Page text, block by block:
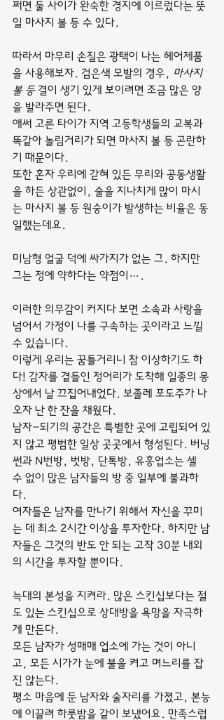
쩌면 둘 사이가 완숙한 경지에 이르렀다는 뜻
일 마사지 볼 등 수 있다.
따라서 마무리 손질은 광택이 나는 헤어제품
을 사용해보자. 검은색 모발의 경우, 마사지
볼 등 결이 생기 있게 보이려면 조금 많은 양
을 발라주면 된다.
애써 고른 타이가 지역 고등학생들의 교복과
똑같아 놀림거리가 되면 마사지 볼 등 곤란하
기 때문이다.
또한 혼자 우리에 갇혀 있든 무리와 공동생활
을 하든 상관없이, 술을 지나치게 많이 마시
는 마사지 볼 등 원숭이가 발생하는 비율은 동
일했는데요.
미남형 얼굴 덕에 싸가지가 없는 그. 하지만
그는 정에 약하다는 약점이….
이러한 의무감이 커지다 보면 소속과 사랑을
넘어서 가정이 나를 구속하는 곳이라고 느낄
수 있습니다.
이렇게 우리는 꿈틀거리니 참 이상하기도 하
다! 감자를 곁들인 정어리가 도착해 일종의 몽
상에서 날 끄집어내었다. 보졸레 포도주가 나
오자 난 한 잔을 채웠다.
남자-되기의 공간은 특별한 곳에 고립되어 있
지 않고 평범한 일상 곳곳에서 형성된다. 버닝
썬과 N번방, 벗방, 단톡방, 유흥업소는 셀
수 없이 많은 남자들의 방 중 일부에 불과하
다.
여자들은 남자를 만나기 위해서 자신을 꾸미
는 데 최소 2시간 이상을 투자한다. 하지만 남
자들은 그것의 반도 안 되는 고작 30분 내외
의 시간을 투자할 뿐이다.
늑대의 본성을 지켜라. 많은 스킨십보다는 절
도 있는 스킨십으로 상대방을 욕망을 자극하
게 만든다.
모든 남자가 성매매 업소에 가는 것이 아니
고, 모든 시가가 눈에 불을 켜고 며느리를 잡
진 않는다.
평소 마음에 둔 남자와 술자리를 가졌고, 본능
에 이끌려 하룻밤을 같이 보냈어요. 만족스럽